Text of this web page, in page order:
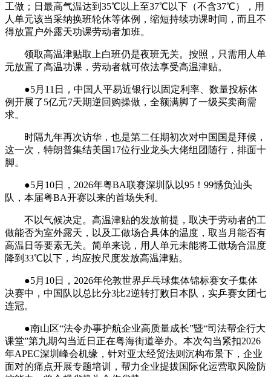
工做；日最高气温达到35℃以上至37℃以下（不含37℃），用
人单元该当采纳换班轮休等体例，缩短持续功课时间，而且不
得放置户外露天功课劳动者加班。
领取高温津贴取上白班仍是夜班无关。按照，只需用人单
元放置了高温功课，劳动者就可依法享受高温津贴。
●5月11日，中国人平易近银行以固定利率、数量投标体
例开展了5亿元7天期逆回购操做，全额满脚了一级买卖商需
求。
时隔九年再次访华，也是第二任期初次对中国国是拜候，
这一次，特朗普集结美国17位行业龙头大佬组团随行，排面十
脚。
●5月10日，2026年粤BA联赛深圳队以95！99憾负汕头
队，本届粤BA开赛以来的首场失利。
不以气候决定。高温津贴的发放前提，取决于劳动者的工
做能否为室外露天，以及工做场合具体的温度，取当月能否有
高温日等要素无关。简单来说，用人单元未能将工做场合温度
降到33℃以下，均应按尺度发放高温津贴。
●5月10日，2026年伦敦世界乒乓球集体锦标赛女子集体
决赛中，中国队以总比分3比2逆转打败日本队，实乒赛女团七
连冠。
●南山区“法令办事护航企业高质量成长”暨“司法帮企行大
课堂”第九期勾当近日正在粤海街道举办。本次勾当紧扣2026
年APEC深圳峰会机缘，针对亚太经贸法则沉构布景下，企业
面对的痛点开展专题培训，帮力企业提拔国际化运营取风险防